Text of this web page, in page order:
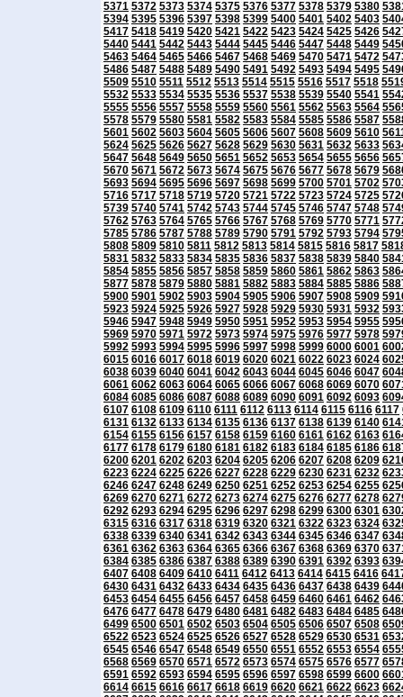
5371 5372 5373 5374 5375 5376 5377 5378 5379 5380
5394 5395 5396 5397 5398 5399 5400 5401 5402 5403
5417 5418 5419 5420 5421 5422 5423 5424 5425 5426
5440 5441 5442 5443 5444 5445 5446 5447 5448 5449
5463 5464 5465 5466 5467 5468 5469 5470 5471 5472
5486 5487 5488 5489 5490 5491 5492 5493 5494 5495
5509 5510 5511 5512 5513 5514 5515 5516 5517 5518
5532 5533 5534 5535 5536 5537 5538 5539 5540 5541
5555 5556 5557 5558 5559 5560 5561 5562 5563 5564
5578 5579 5580 5581 5582 5583 5584 5585 5586 5587
5601 5602 5603 5604 5605 5606 5607 5608 5609 5610
5624 5625 5626 5627 5628 5629 5630 5631 5632 5633
5647 5648 5649 5650 5651 5652 5653 5654 5655 5656
5670 5671 5672 5673 5674 5675 5676 5677 5678 5679
5693 5694 5695 5696 5697 5698 5699 5700 5701 5702
5716 5717 5718 5719 5720 5721 5722 5723 5724 5725
5739 5740 5741 5742 5743 5744 5745 5746 5747 5748
5762 5763 5764 5765 5766 5767 5768 5769 5770 5771
5785 5786 5787 5788 5789 5790 5791 5792 5793 5794
5808 5809 5810 5811 5812 5813 5814 5815 5816 5817
5831 5832 5833 5834 5835 5836 5837 5838 5839 5840
5854 5855 5856 5857 5858 5859 5860 5861 5862 5863
5877 5878 5879 5880 5881 5882 5883 5884 5885 5886
5900 5901 5902 5903 5904 5905 5906 5907 5908 5909
5923 5924 5925 5926 5927 5928 5929 5930 5931 5932
5946 5947 5948 5949 5950 5951 5952 5953 5954 5955
5969 5970 5971 5972 5973 5974 5975 5976 5977 5978
5992 5993 5994 5995 5996 5997 5998 5999 6000 6001
6015 6016 6017 6018 6019 6020 6021 6022 6023 6024
6038 6039 6040 6041 6042 6043 6044 6045 6046 6047
6061 6062 6063 6064 6065 6066 6067 6068 6069 6070
6084 6085 6086 6087 6088 6089 6090 6091 6092 6093
6107 6108 6109 6110 6111 6112 6113 6114 6115 6116 6117
6131 6132 6133 6134 6135 6136 6137 6138 6139 6140
6154 6155 6156 6157 6158 6159 6160 6161 6162 6163
6177 6178 6179 6180 6181 6182 6183 6184 6185 6186
6200 6201 6202 6203 6204 6205 6206 6207 6208 6209
6223 6224 6225 6226 6227 6228 6229 6230 6231 6232
6246 6247 6248 6249 6250 6251 6252 6253 6254 6255
6269 6270 6271 6272 6273 6274 6275 6276 6277 6278
6292 6293 6294 6295 6296 6297 6298 6299 6300 6301
6315 6316 6317 6318 6319 6320 6321 6322 6323 6324
6338 6339 6340 6341 6342 6343 6344 6345 6346 6347
6361 6362 6363 6364 6365 6366 6367 6368 6369 6370
6384 6385 6386 6387 6388 6389 6390 6391 6392 6393
6407 6408 6409 6410 6411 6412 6413 6414 6415 6416
6430 6431 6432 6433 6434 6435 6436 6437 6438 6439
6453 6454 6455 6456 6457 6458 6459 6460 6461 6462
6476 6477 6478 6479 6480 6481 6482 6483 6484 6485
6499 6500 6501 6502 6503 6504 6505 6506 6507 6508
6522 6523 6524 6525 6526 6527 6528 6529 6530 6531
6545 6546 6547 6548 6549 6550 6551 6552 6553 6554
6568 6569 6570 6571 6572 6573 6574 6575 6576 6577
6591 6592 6593 6594 6595 6596 6597 6598 6599 6600
6614 6615 6616 6617 6618 6619 6620 6621 6622 6623